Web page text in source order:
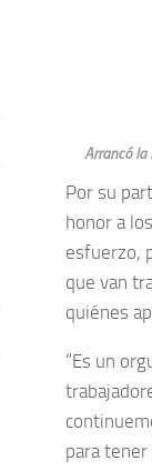
Arrancó la
Por su
honor a
esfuerzo,
que van
quiénes
“Es un
para tener